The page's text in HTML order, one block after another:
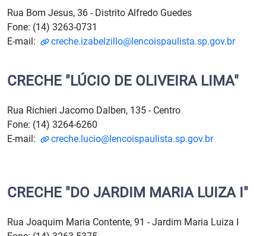
Rua Bom Jesus, 36 - Distrito Alfredo Guedes
Fone: (14) 3263-0731
E-mail:
creche.izabelzillo@lencoispaulista.sp.gov.br
CRECHE "LÚCIO DE OLIVEIRA LIMA"
Rua Richieri Jacomo Dalben, 135 - Centro
Fone: (14) 3264-6260
E-mail:
creche.lucio@lencoispaulista.sp.gov.br
CRECHE "DO JARDIM MARIA LUIZA I"
Rua Joaquim Maria Contente, 91 - Jardim Maria Luiza I